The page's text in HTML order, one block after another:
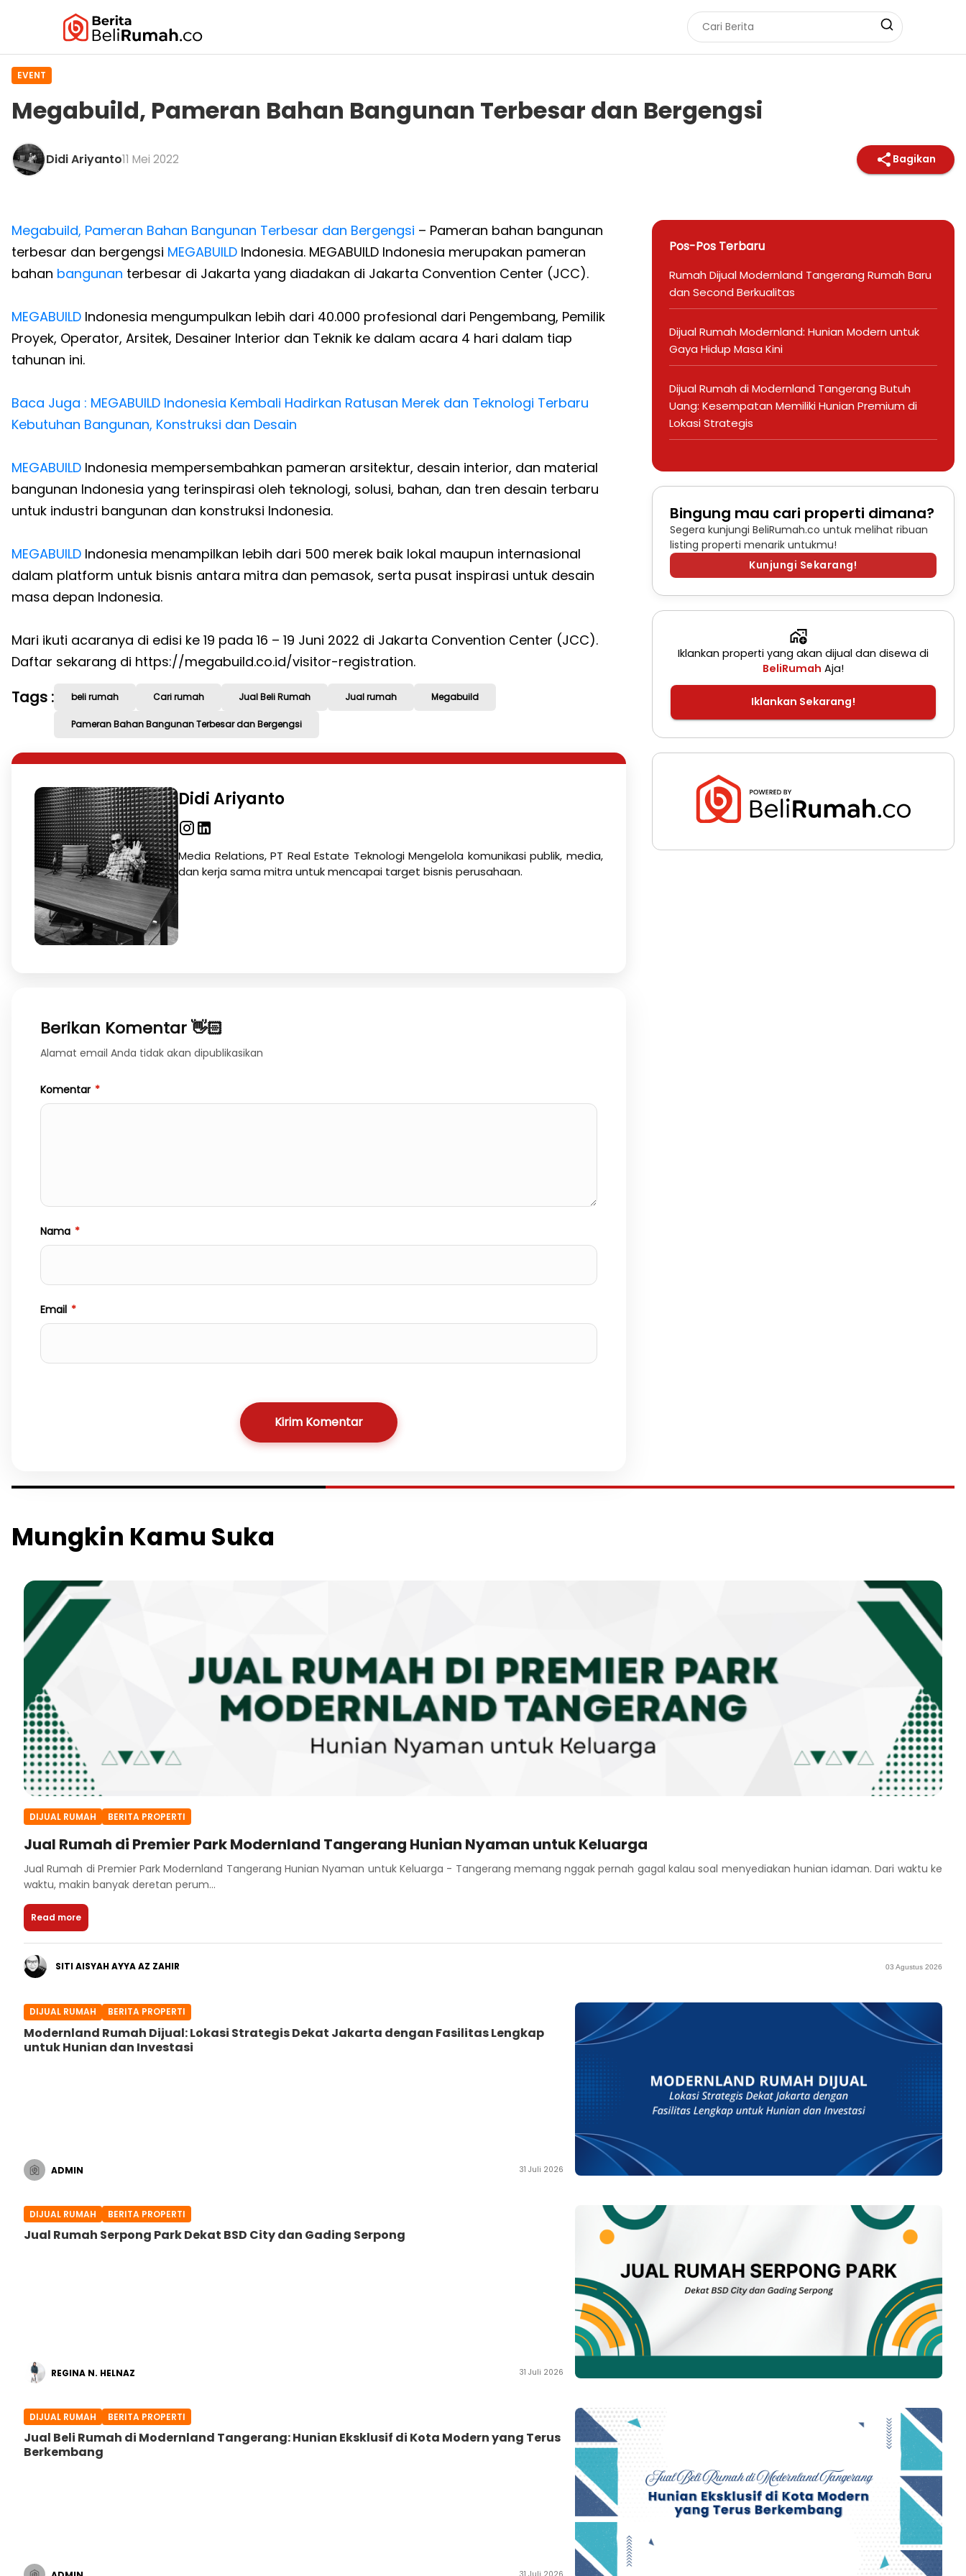
EVENT
Megabuild, Pameran Bahan Bangunan Terbesar dan Bergengsi
Didi Ariyanto11 Mei 2022 Bagikan
Megabuild, Pameran Bahan Bangunan Terbesar dan Bergengsi – Pameran bahan bangunan
terbesar dan bergengsi MEGABUILD Indonesia. MEGABUILD Indonesia merupakan pameran
bahan bangunan terbesar di Jakarta yang diadakan di Jakarta Convention Center (JCC).
MEGABUILD Indonesia mengumpulkan lebih dari 40.000 profesional dari Pengembang, Pemilik
Proyek, Operator, Arsitek, Desainer Interior dan Teknik ke dalam acara 4 hari dalam tiap
tahunan ini.
Baca Juga : MEGABUILD Indonesia Kembali Hadirkan Ratusan Merek dan Teknologi Terbaru
Kebutuhan Bangunan, Konstruksi dan Desain
MEGABUILD Indonesia mempersembahkan pameran arsitektur, desain interior, dan material
bangunan Indonesia yang terinspirasi oleh teknologi, solusi, bahan, dan tren desain terbaru
untuk industri bangunan dan konstruksi Indonesia.
MEGABUILD Indonesia menampilkan lebih dari 500 merek baik lokal maupun internasional
dalam platform untuk bisnis antara mitra dan pemasok, serta pusat inspirasi untuk desain
masa depan Indonesia.
Mari ikuti acaranya di edisi ke 19 pada 16 – 19 Juni 2022 di Jakarta Convention Center (JCC).
Daftar sekarang di https://megabuild.co.id/visitor-registration.
Tags : beli rumah Cari rumah Jual Beli Rumah Jual rumah Megabuild
Pameran Bahan Bangunan Terbesar dan Bergengsi
Didi Ariyanto
Media Relations, PT Real Estate Teknologi Mengelola komunikasi publik, media,
dan kerja sama mitra untuk mencapai target bisnis perusahaan.
Berikan Komentar 👋🏻
Alamat email Anda tidak akan dipublikasikan
Komentar *
Nama *
Email *
Kirim Komentar
Pos-Pos Terbaru
Rumah Dijual Modernland Tangerang Rumah Baru
dan Second Berkualitas
Dijual Rumah Modernland: Hunian Modern untuk
Gaya Hidup Masa Kini
Dijual Rumah di Modernland Tangerang Butuh
Uang: Kesempatan Memiliki Hunian Premium di
Lokasi Strategis
Bingung mau cari properti dimana?
Segera kunjungi BeliRumah.co untuk melihat ribuan
listing properti menarik untukmu!
Kunjungi Sekarang!
Iklankan properti yang akan dijual dan disewa di
BeliRumah Aja!
Iklankan Sekarang!
Mungkin Kamu Suka
DIJUAL RUMAH BERITA PROPERTI
Jual Rumah di Premier Park Modernland Tangerang Hunian Nyaman untuk Keluarga
Jual Rumah di Premier Park Modernland Tangerang Hunian Nyaman untuk Keluarga - Tangerang memang nggak pernah gagal kalau soal menyediakan hunian idaman. Dari waktu ke
waktu, makin banyak deretan perum...
Read more
SITI AISYAH AYYA AZ ZAHIR 03 Agustus 2026
DIJUAL RUMAH BERITA PROPERTI
Modernland Rumah Dijual: Lokasi Strategis Dekat Jakarta dengan Fasilitas Lengkap
untuk Hunian dan Investasi
ADMIN 31 Juli 2026
DIJUAL RUMAH BERITA PROPERTI
Jual Rumah Serpong Park Dekat BSD City dan Gading Serpong
REGINA N. HELNAZ 31 Juli 2026
DIJUAL RUMAH BERITA PROPERTI
Jual Beli Rumah di Modernland Tangerang: Hunian Eksklusif di Kota Modern yang Terus
Berkembang